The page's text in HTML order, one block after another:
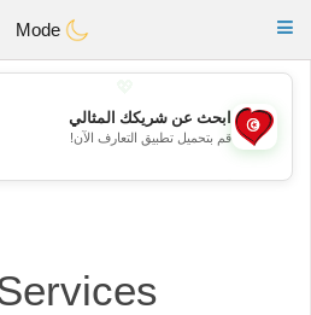
Dating
Toggle
💕
ابحث عن شريكك المثالي
قم بتحميل تطبيق التعارف الآن!